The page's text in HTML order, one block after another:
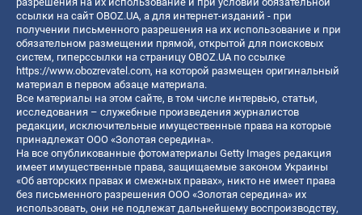
ссылки на сайт OBOZ.UA, а для интернет-изданий - при
получении письменного разрешения на их использование и при
обязательном размещении прямой, открытой для поисковых
систем, гиперссылки на страницу OBOZ.UA по ссылке
https://www.obozrevatel.com, на которой размещен оригинальный
материал в первом абзаце материала.
Все материалы на этом сайте, в том числе интервью, статьи,
исследования – служебные произведения журналистов
редакции, исключительные имущественные права на которые
принадлежат ООО «Золотая середина».
На все опубликованные фотоматериалы Getty Images редакция
имеет имущественные права, защищаемые законом Украины
«Об авторских правах и смежных правах», никто не имеет права
без письменного разрешения ООО «Золотая середина» их
использовать, они не подлежат дальнейшему воспроизводству,